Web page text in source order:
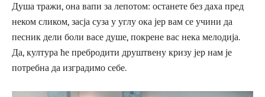
Душа тражи, она вапи за лепотом: останете без даха пред
неком сликом, засја суза у углу ока јер вам се учини да
песник дели боли васе душе, покрене вас нека мелодија.
Да, култура ће пребродити друштвену кризу јер нам је
потребна да изградимо себе.